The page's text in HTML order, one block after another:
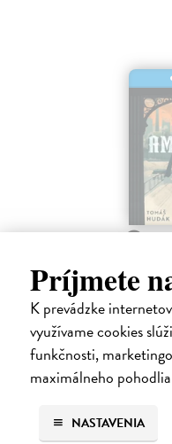
Príjmete
K prevádzke
využívame cookies
funkčnosti,
maximálneho
NASTAVENIA
Amerikáni
Niektoré príbehy nám
začiatok“ o ktorý sa v našej
19. a 20. storočia pokúsilo
vysťahovalectva,…
Na stiahnutie ako